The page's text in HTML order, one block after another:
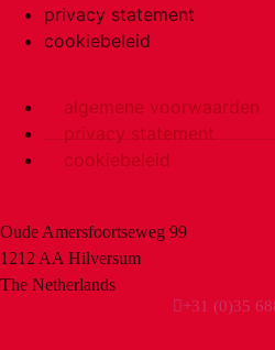
privacy statement
cookiebeleid
algemene voorwaarden
privacy statement
cookiebeleid
Oude Amersfoortseweg 99
1212 AA Hilversum
The Netherlands
+31 (0)35